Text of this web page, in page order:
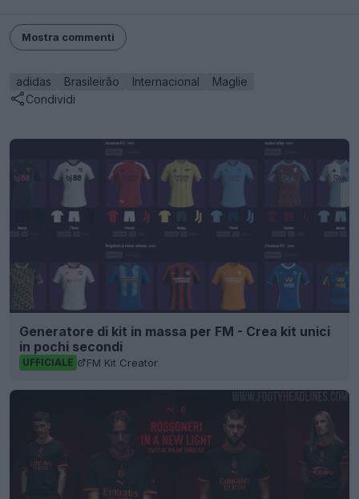
Mostra commenti
adidas Brasileirão Internacional
Maglie
Condividi
Generatore di kit in massa per FM - Crea kit unici
in pochi secondi
UFFICIALE FM Kit Creator